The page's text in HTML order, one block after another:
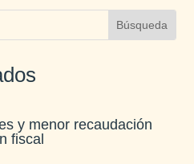
y menor recaudación
fiscal​